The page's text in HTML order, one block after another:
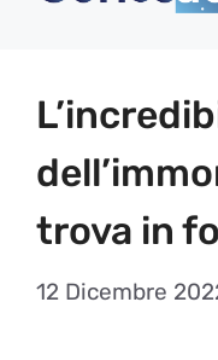
trova in
12 Dicembre